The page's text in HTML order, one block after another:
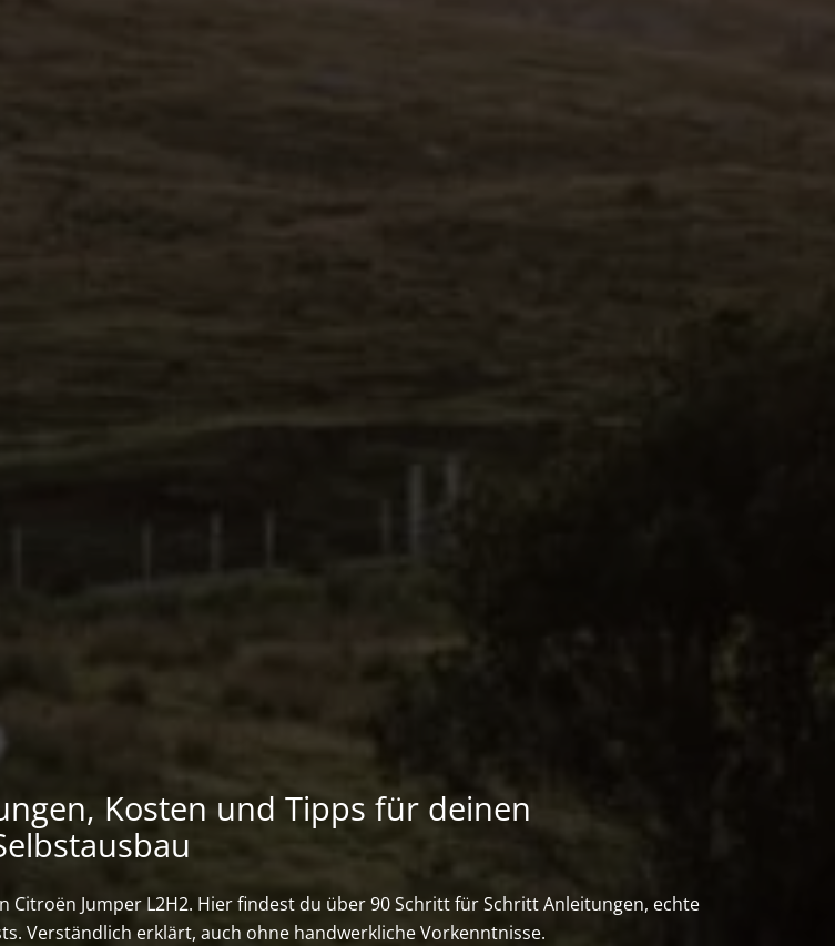
Kosten und Tipps für deinen
Citroën Jumper L2H2. Hier findest du über 90 Schritt für Schritt Anleitungen, echte
Verständlich erklärt, auch ohne handwerkliche Vorkenntnisse.